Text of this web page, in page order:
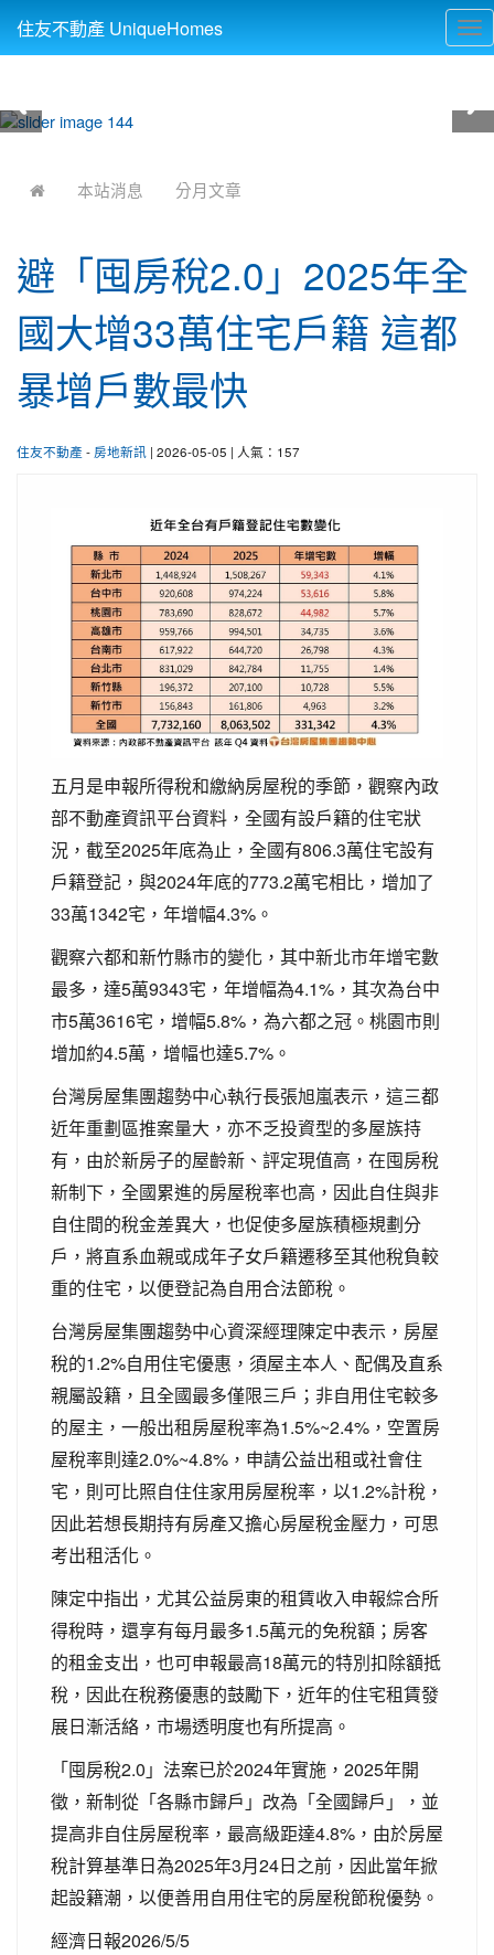
住友不動產 UniqueHomes
本站消息 分月文章
避「囤房稅2.0」2025年全
國大增33萬住宅戶籍 這都
暴增戶數最快
住友不動產 - 房地新訊 | 2026-05-05 | 人氣：157
五月是申報所得稅和繳納房屋稅的季節，觀察內政
部不動產資訊平台資料，全國有設戶籍的住宅狀
況，截至2025年底為止，全國有806.3萬住宅設有
戶籍登記，與2024年底的773.2萬宅相比，增加了
33萬1342宅，年增幅4.3%。
觀察六都和新竹縣市的變化，其中新北市年增宅數
最多，達5萬9343宅，年增幅為4.1%，其次為台中
市5萬3616宅，增幅5.8%，為六都之冠。桃園市則
增加約4.5萬，增幅也達5.7%。
台灣房屋集團趨勢中心執行長張旭嵐表示，這三都
近年重劃區推案量大，亦不乏投資型的多屋族持
有，由於新房子的屋齡新、評定現值高，在囤房稅
新制下，全國累進的房屋稅率也高，因此自住與非
自住間的稅金差異大，也促使多屋族積極規劃分
戶，將直系血親或成年子女戶籍遷移至其他稅負較
重的住宅，以便登記為自用合法節稅。
台灣房屋集團趨勢中心資深經理陳定中表示，房屋
稅的1.2%自用住宅優惠，須屋主本人、配偶及直系
親屬設籍，且全國最多僅限三戶；非自用住宅較多
的屋主，一般出租房屋稅率為1.5%~2.4%，空置房
屋稅率則達2.0%~4.8%，申請公益出租或社會住
宅，則可比照自住住家用房屋稅率，以1.2%計稅，
因此若想長期持有房產又擔心房屋稅金壓力，可思
考出租活化。
陳定中指出，尤其公益房東的租賃收入申報綜合所
得稅時，還享有每月最多1.5萬元的免稅額；房客
的租金支出，也可申報最高18萬元的特別扣除額抵
稅，因此在稅務優惠的鼓勵下，近年的住宅租賃發
展日漸活絡，市場透明度也有所提高。
「囤房稅2.0」法案已於2024年實施，2025年開
徵，新制從「各縣市歸戶」改為「全國歸戶」，並
提高非自住房屋稅率，最高級距達4.8%，由於房屋
稅計算基準日為2025年3月24日之前，因此當年掀
起設籍潮，以便善用自用住宅的房屋稅節稅優勢。
經濟日報2026/5/5